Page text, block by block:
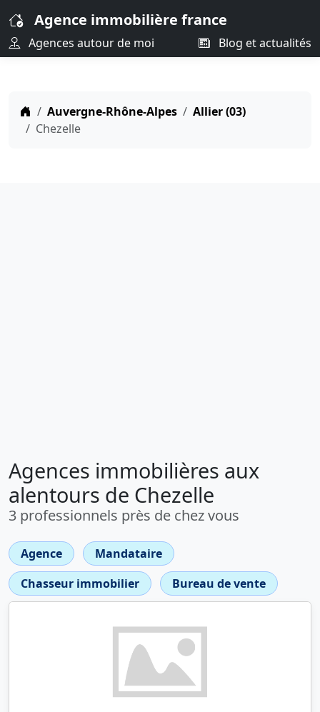
Agence immobilière france
Agences autour de moi Blog et actualités
Auvergne-Rhône-Alpes
Allier (03)
Chezelle
Agences immobilières aux
alentours de Chezelle
3 professionnels près de chez vous
Agence
Mandataire
Chasseur immobilier
Bureau de vente